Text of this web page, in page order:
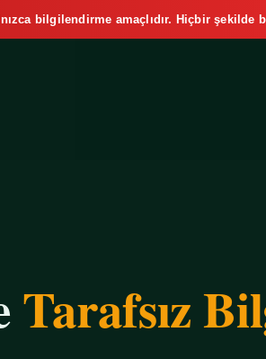
bilgilendirme amaçlıdır. Hiçbir
Tarafsız